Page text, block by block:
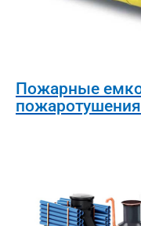
Пожарные
пожаротушения